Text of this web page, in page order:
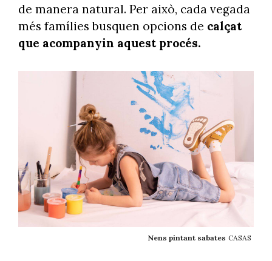
de manera natural. Per això, cada vegada
més famílies busquen opcions de calçat
que acompanyin aquest procés.
Nens pintant sabates CASAS